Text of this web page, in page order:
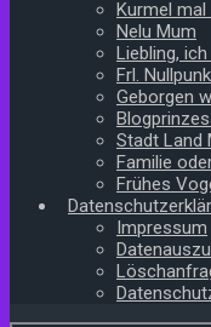
Kurmel mal
Nelu Mum
Liebling,
Frl.
Geborgen
Stadt Land
Familie
Frühes
Impressum